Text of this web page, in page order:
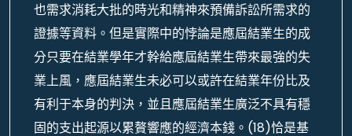
也需求消耗大批的時光和精神來預備訴訟所需求的
證據等資料。但是實際中的悖論是應屆結業生的成
分只要在結業學年才幹給應屆結業生帶來最強的失
業上風，應屆結業生未必可以或許在結業年份比及
有利于本身的判決，並且應屆結業生廣泛不具有穩
固的支出起源以累贅響應的經濟本錢。(18)恰是基